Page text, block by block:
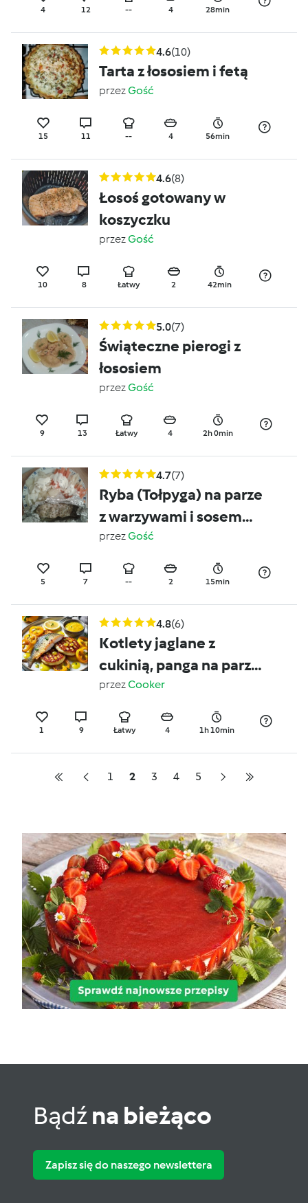
4 12 -- 4 28min
4.6(10)
Tarta z łososiem i fetą
przezGość
15 11 -- 4 56min
4.6(8)
Łosoś gotowany w
koszyczku
przezGość
10 8 Łatwy 2 42min
5.0(7)
Świąteczne pierogi z
łososiem
przezGość
9 13 Łatwy 4 2h 0min
4.7(7)
Ryba (Tołpyga) na parze
z warzywami i sosem
czosnkowym
przezGość
5 7 -- 2 15min
4.8(6)
Kotlety jaglane z
cukinią, panga na parze
z papryką oraz sosem
cytrynowo-imbirowym
przezCooker
1 9 Łatwy 4 1h 10min
1 2 3 4 5
Bądźna bieżąco
Zapisz się do naszego newslettera